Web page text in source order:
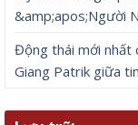
&amp;apos;Người
Động thái mới nhất
Giang Patrik giữa